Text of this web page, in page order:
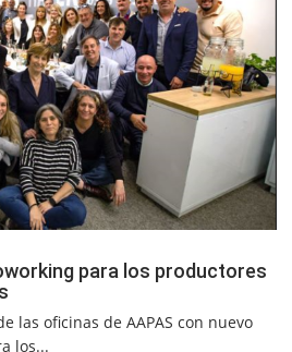
para los productores
las oficinas de AAPAS con nuevo
los...